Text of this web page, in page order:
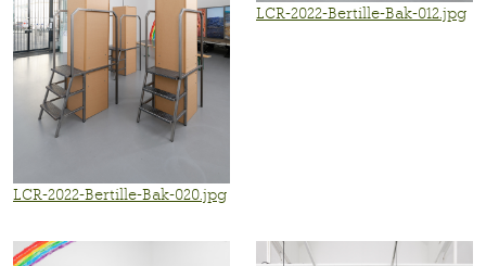
LCR-2022-Bertille-Bak-020.jpg
LCR-2022-Bertille-Bak-012.jpg